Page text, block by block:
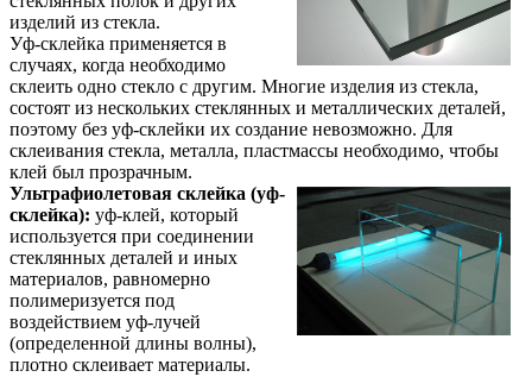
изделий из стекла.
Уф-склейка применяется в
случаях, когда необходимо
склеить одно стекло с другим. Многие изделия из стекла,
состоят из нескольких стеклянных и металлических деталей,
поэтому без уф-склейки их создание невозможно. Для
склеивания стекла, металла, пластмассы необходимо, чтобы
клей был прозрачным.
Ультрафиолетовая склейка (уф-
склейка): уф-клей, который
используется при соединении
стеклянных деталей и иных
материалов, равномерно
полимеризуется под
воздействием уф-лучей
(определенной длины волны),
плотно склеивает материалы.